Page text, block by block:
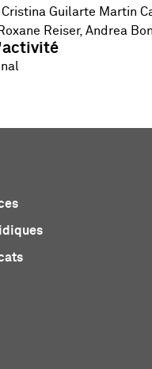
Guilarte Martin
Reiser, Andrea